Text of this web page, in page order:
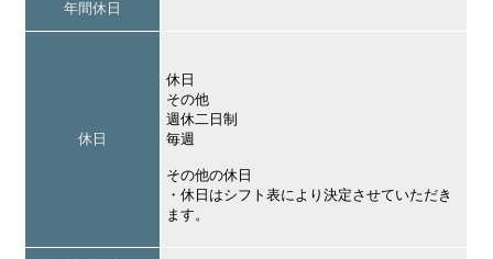
年間休日
休日
休日
その他
週休二日制
毎週
その他の休日
・休日はシフト表により決定させていただき
ます。